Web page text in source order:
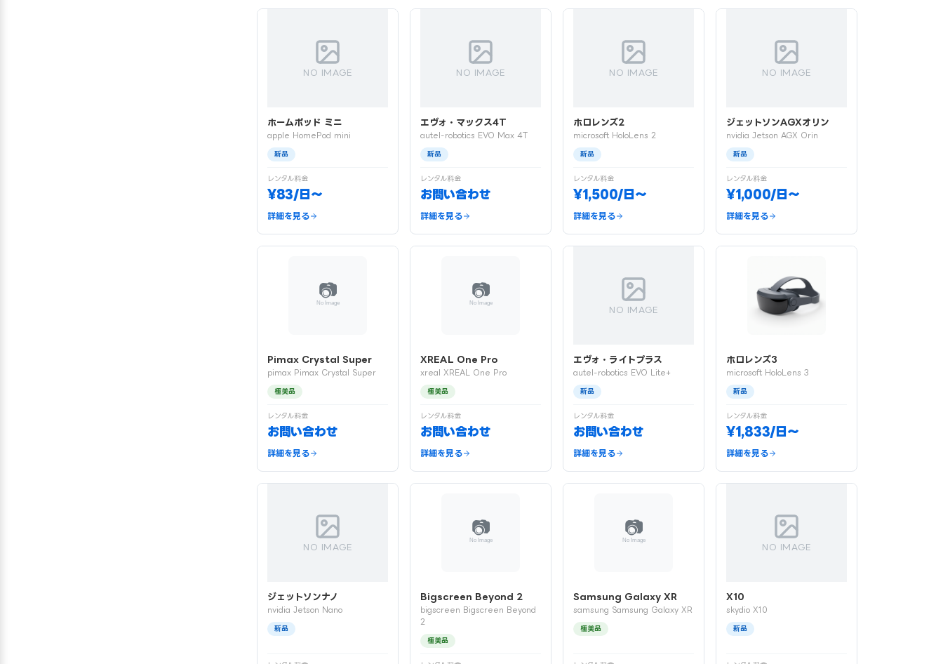
NO IMAGE
ホームポッド ミニ
apple HomePod mini
新品
レンタル料金
¥83/日〜
詳細を見る
NO IMAGE
エヴォ・マックス4T
autel-robotics EVO Max 4T
新品
レンタル料金
お問い合わせ
詳細を見る
NO IMAGE
ホロレンズ2
microsoft HoloLens 2
新品
レンタル料金
¥1,500/日〜
詳細を見る
NO IMAGE
ジェットソンAGXオリン
nvidia Jetson AGX Orin
新品
レンタル料金
¥1,000/日〜
詳細を見る
Pimax Crystal Super
pimax Pimax Crystal Super
極美品
レンタル料金
お問い合わせ
詳細を見る
XREAL One Pro
xreal XREAL One Pro
極美品
レンタル料金
お問い合わせ
詳細を見る
NO IMAGE
エヴォ・ライトプラス
autel-robotics EVO Lite+
新品
レンタル料金
お問い合わせ
詳細を見る
ホロレンズ3
microsoft HoloLens 3
新品
レンタル料金
¥1,833/日〜
詳細を見る
NO IMAGE
ジェットソンナノ
nvidia Jetson Nano
新品
Bigscreen Beyond 2
bigscreen Bigscreen Beyond
2
極美品
Samsung Galaxy XR
samsung Samsung Galaxy XR
極美品
NO IMAGE
X10
skydio X10
新品